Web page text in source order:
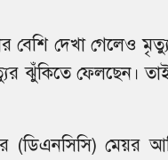
বেশি দেখা গেলেও
ঝুঁকিতে ফেলছেন।
(ডিএনসিসি) মেয়র